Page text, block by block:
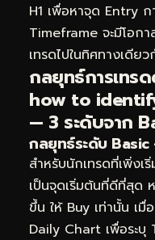
H1 เพื่อหาจุด Entry
Timeframe จะมีโอก
เทรดไปในทิศทางเดีย
กลยุทธ์การเท
how to
— 3 ระดับจาก
กลยุทธ์ระดับ
สำหรับนักเทรดที่เพิ่ง
เป็นจุดเริ่มต้นที่ดีที่สุด
ขึ้น ให้ Buy เท่านั้น เ
Daily Chart เพื่อระบุ